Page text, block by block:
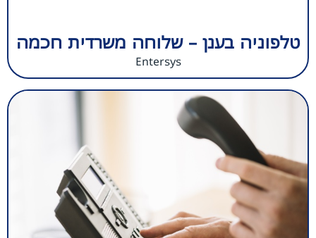
טלפוניה בענן – שלוחה משרדית חכמה
Entersys